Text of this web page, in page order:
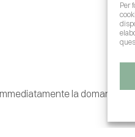
Per
la domanda: è